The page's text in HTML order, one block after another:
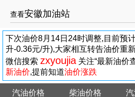
查看安徽加油站
下次油价8月14日24时调整,目前预
升-0.36元/升),大家相互转告油价重新
微信搜索 zxyoujia 关注“最新油价
新油价,提前知道油价涨跌
汽油价格 柴油价格